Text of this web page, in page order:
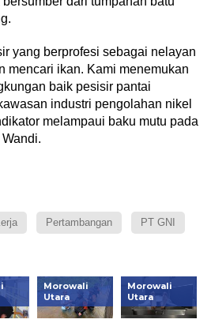
yang berprofesi sebagai nelayan
mencari ikan. Kami menemukan
baik pesisir pantai
industri pengolahan nikel
melampaui baku mutu pada
Wandi.
Pertambangan PT GNI
Morowali
Utara
Morowali
Utara